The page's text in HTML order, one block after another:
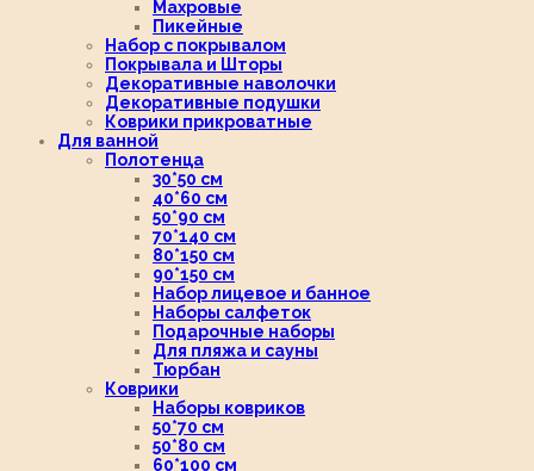
Махровые
Пикейные
Набор с покрывалом
Покрывала и Шторы
Декоративные наволочки
Декоративные подушки
Коврики прикроватные
Для ванной
Полотенца
30*50 см
40*60 см
50*90 см
70*140 см
80*150 см
90*150 см
Набор лицевое и банное
Наборы салфеток
Подарочные наборы
Для пляжа и сауны
Тюрбан
Коврики
Наборы ковриков
50*70 см
50*80 см
60*100 см